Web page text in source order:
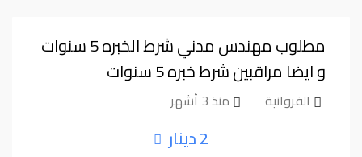
مطلوب مهندس مدني شرط الخبره 5 سنوات
و ايضا مراقبين شرط خبره 5 سنوات
الفروانية منذ 3 أشهر
2 دينار